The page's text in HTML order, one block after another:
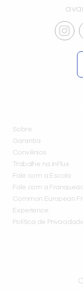
Sobre
Garantia
Convênios
Trabalhe na inFlux
Fale com a Escola
Fale com a
Common European
Experience
Política de